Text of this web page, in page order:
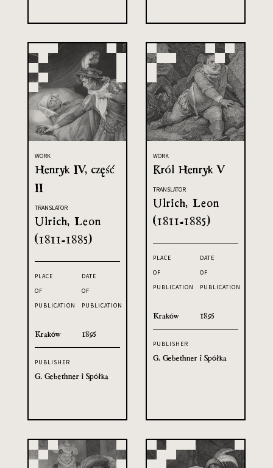
WORK
Henryk IV, część
II
TRANSLATOR
Ulrich, Leon
(1811-1885)
PLACE
OF
PUBLICATION
Kraków
DATE
OF
PUBLICATION
1895
PUBLISHER
G. Gebethner i Spółka
WORK
Król Henryk V
TRANSLATOR
Ulrich, Leon
(1811-1885)
PLACE
OF
PUBLICATION
Kraków
DATE
OF
PUBLICATION
1895
PUBLISHER
G. Gebethner i Spółka